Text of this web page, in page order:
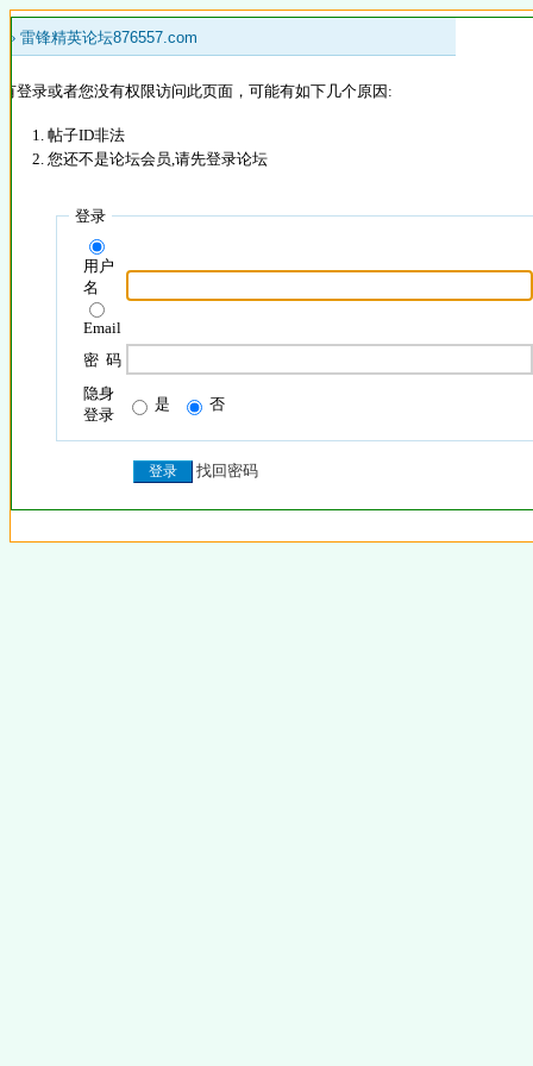
» 雷锋精英论坛876557.com
登录或者您没有权限访问此页面，可能有如下几个原因:
帖子ID非法
您还不是论坛会员,请先登录论坛
登录
用户
名
Email
密 码
隐身
登录
是 否
找回密码